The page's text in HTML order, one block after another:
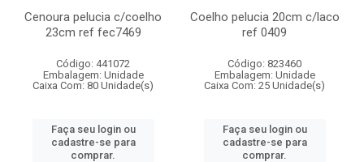
Cenoura pelucia c/coelho
23cm ref fec7469
Código: 441072
Embalagem: Unidade
Caixa Com: 80 Unidade(s)
Faça seu login ou
cadastre-se para
comprar.
Coelho pelucia 20cm c/laco
ref 0409
Código: 823460
Embalagem: Unidade
Caixa Com: 25 Unidade(s)
Faça seu login ou
cadastre-se para
comprar.